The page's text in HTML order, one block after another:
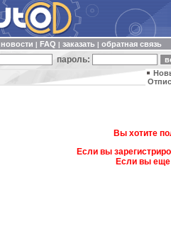
новости FAQ заказать обратная связь
пароль:
Вы хотите
Если вы
Если вы еще